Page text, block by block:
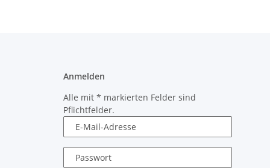
Anmelden
Alle mit * markierten Felder sind
Pflichtfelder.
E-Mail-Adresse
Passwort